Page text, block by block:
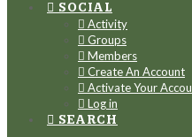
SOCIAL
Activity
Groups
Members
Create An Account
Activate Your
Log in
SEARCH